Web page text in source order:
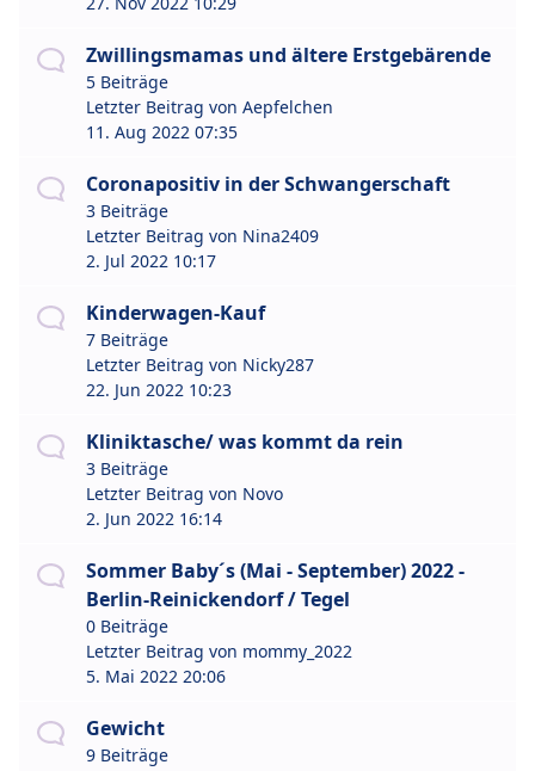
Zwillingsmamas und ältere Erstgebärende
5 Beiträge
Letzter Beitrag von Aepfelchen
11. Aug 2022 07:35
Coronapositiv in der Schwangerschaft
3 Beiträge
Letzter Beitrag von Nina2409
2. Jul 2022 10:17
Kinderwagen-Kauf
7 Beiträge
Letzter Beitrag von Nicky287
22. Jun 2022 10:23
Kliniktasche/ was kommt da rein
3 Beiträge
Letzter Beitrag von Novo
2. Jun 2022 16:14
Sommer Baby´s (Mai - September) 2022 -
Berlin-Reinickendorf / Tegel
0 Beiträge
Letzter Beitrag von mommy_2022
5. Mai 2022 20:06
Gewicht
9 Beiträge